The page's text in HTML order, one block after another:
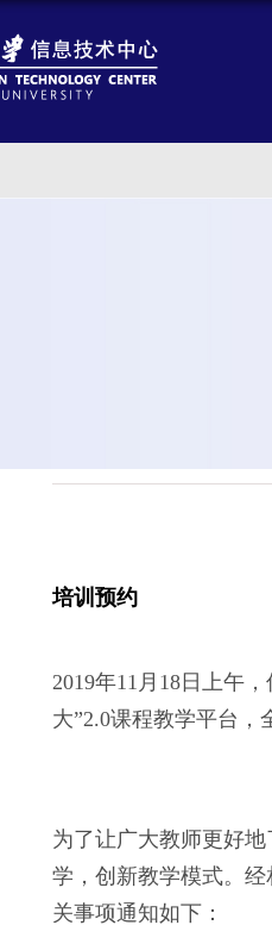
培训预约
2019年11月18日上午
大”2.0课程教学平台，
为了让广大教师更好
学，创新教学模式。
关事项通知如下：